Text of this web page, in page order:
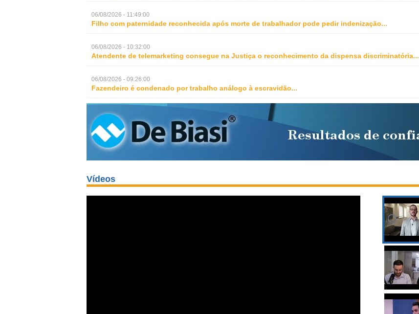
06/08/2026 - 11:49:00
Filho com paternidade reconhecida após morte de trabalhador pode pedir indenização...
06/08/2026 - 10:32:00
Atendente de telemarketing consegue na Justiça o reconhecimento da dispensa discriminatória...
06/08/2026 - 09:26:00
Fazendeiro é condenado por trabalho análogo à escravidão...
Vídeos